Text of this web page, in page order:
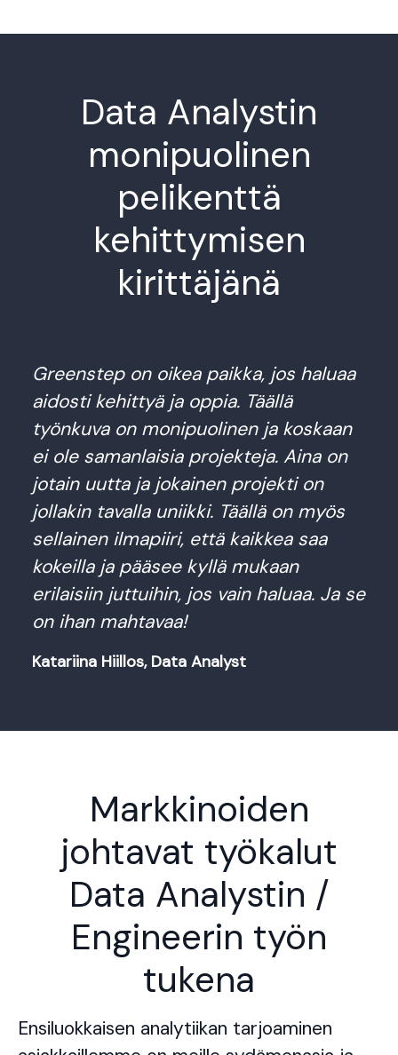
Data Analystin
monipuolinen
pelikenttä
kehittymisen
kirittäjänä
Greenstep on oikea paikka, jos haluaa
aidosti kehittyä ja oppia. Täällä
työnkuva on monipuolinen ja koskaan
ei ole samanlaisia projekteja. Aina on
jotain uutta ja jokainen projekti on
jollakin tavalla uniikki. Täällä on myös
sellainen ilmapiiri, että kaikkea saa
kokeilla ja pääsee kyllä mukaan
erilaisiin juttuihin, jos vain haluaa. Ja se
on ihan mahtavaa!
Katariina Hiillos, Data Analyst
Markkinoiden
johtavat työkalut
Data Analystin /
Engineerin työn
tukena
Ensiluokkaisen analytiikan tarjoaminen